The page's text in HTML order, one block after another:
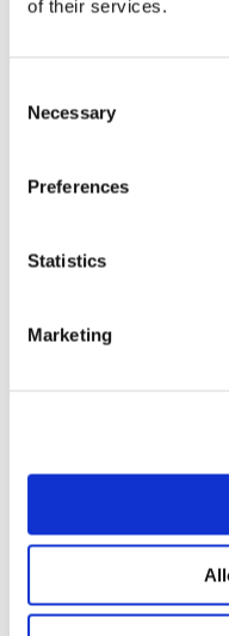
of their services.
Selection
Necessary
Preferences
Statistics
Marketing
Serata
La nostra
Applicare